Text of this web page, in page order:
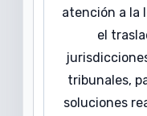
atención a la
el
tribunales,
soluciones